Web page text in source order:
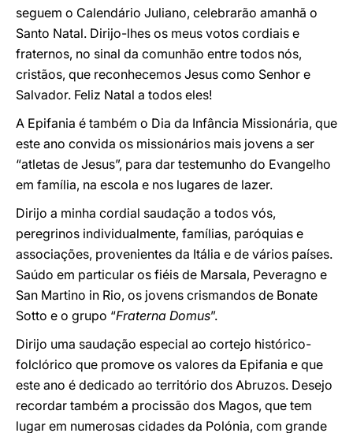
seguem o Calendário Juliano, celebrarão amanhã o
Santo Natal. Dirijo-lhes os meus votos cordiais e
fraternos, no sinal da comunhão entre todos nós,
cristãos, que reconhecemos Jesus como Senhor e
Salvador. Feliz Natal a todos eles!
A Epifania é também o Dia da Infância Missionária, que
este ano convida os missionários mais jovens a ser
“atletas de Jesus”, para dar testemunho do Evangelho
em família, na escola e nos lugares de lazer.
Dirijo a minha cordial saudação a todos vós,
peregrinos individualmente, famílias, paróquias e
associações, provenientes da Itália e de vários países.
Saúdo em particular os fiéis de Marsala, Peveragno e
San Martino in Rio, os jovens crismandos de Bonate
Sotto e o grupo “Fraterna Domus”.
Dirijo uma saudação especial ao cortejo histórico-
folclórico que promove os valores da Epifania e que
este ano é dedicado ao território dos Abruzos. Desejo
recordar também a procissão dos Magos, que tem
lugar em numerosas cidades da Polónia, com grande